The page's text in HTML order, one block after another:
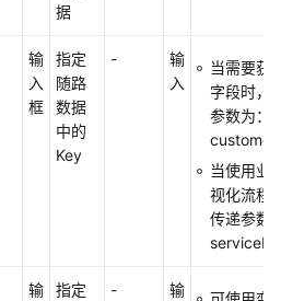
据
输
入
框
指定
随路
数据
中的
Key
-
输
入
当需要获
字段时，
参数为：
当使用业
视化流程
传递参数
输 指定 - 输